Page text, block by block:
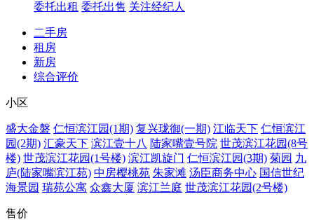
委托出租 委托出售 关注经纪人
二手房
租房
新房
综合评价
小区
盛大金磐 仁恒滨江园(1期) 复兴珑御(一期) 江临天下 仁恒滨江
园(2期) 汇豪天下 滨江壹十八 陆家嘴壹号院 世茂滨江花园(8号
楼) 世茂滨江花园(1号楼) 滨江凯旋门 仁恒滨江园(3期) 菊园 九
庐(陆家嘴滨江苑) 中房樱桃苑 朱家滩 汤臣商务中心 国信世纪
海景园 瑞苑公寓 众鑫大厦 滨江兰庭 世茂滨江花园(2号楼)
售价